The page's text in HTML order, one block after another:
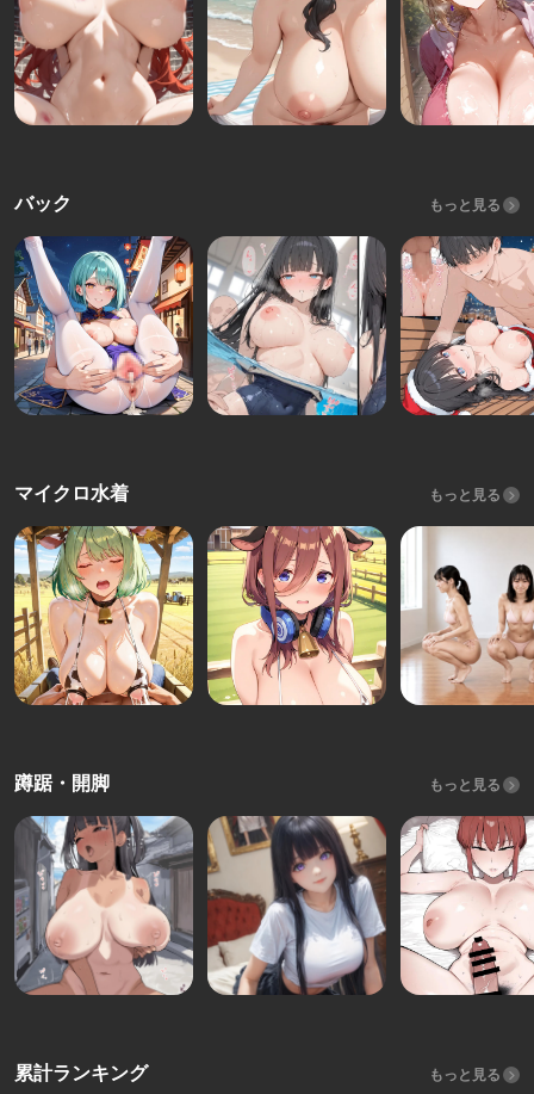
バック もっと見る
マイクロ水着 もっと見る
蹲踞・開脚 もっと見る
累計ランキング もっと見る